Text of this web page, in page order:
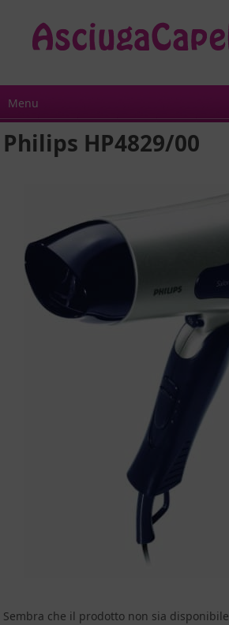
Menu
Philips HP4829/00
Sembra che il prodotto non sia disponibile